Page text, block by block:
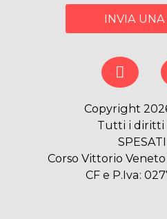
INVIA
Copyright
Tutti i diritti
SPESATI
Corso Vittorio Veneto
CF e P.Iva: